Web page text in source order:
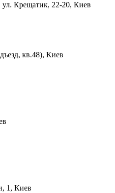
Крещатик, 22-20, Киев
кв.48), Киев
1, Киев